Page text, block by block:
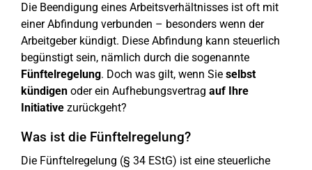
Die Beendigung eines Arbeitsverhältnisses ist oft mit
einer Abfindung verbunden – besonders wenn der
Arbeitgeber kündigt. Diese Abfindung kann steuerlich
begünstigt sein, nämlich durch die sogenannte
Fünftelregelung. Doch was gilt, wenn Sie selbst
kündigen oder ein Aufhebungsvertrag auf Ihre
Initiative zurückgeht?
Was ist die Fünftelregelung?
Die Fünftelregelung (§ 34 EStG) ist eine steuerliche